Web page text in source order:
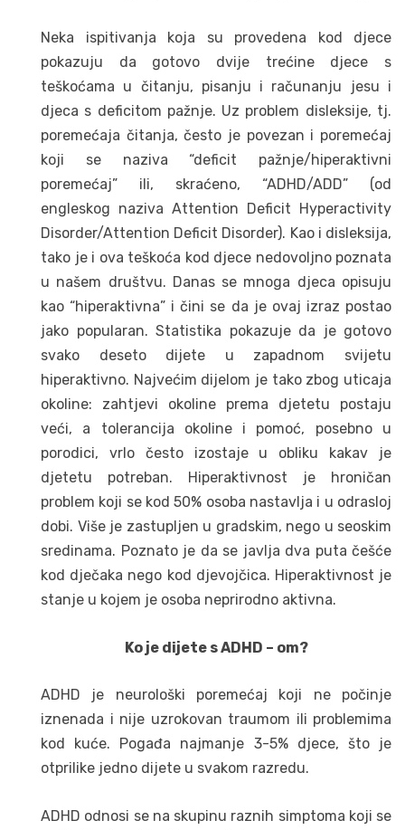
Neka ispitivanja koja su provedena kod djece
pokazuju da gotovo dvije trećine djece s
teškoćama u čitanju, pisanju i računanju jesu i
djeca s deficitom pažnje. Uz problem disleksije, tj.
poremećaja čitanja, često je povezan i poremećaj
koji se naziva “deficit pažnje/hiperaktivni
poremećaj” ili, skraćeno, “ADHD/ADD” (od
engleskog naziva Attention Deficit Hyperactivity
Disorder/Attention Deficit Disorder). Kao i disleksija,
tako je i ova teškoća kod djece nedovoljno poznata
u našem društvu. Danas se mnoga djeca opisuju
kao “hiperaktivna” i čini se da je ovaj izraz postao
jako popularan. Statistika pokazuje da je gotovo
svako deseto dijete u zapadnom svijetu
hiperaktivno. Najvećim dijelom je tako zbog uticaja
okoline: zahtjevi okoline prema djetetu postaju
veći, a tolerancija okoline i pomoć, posebno u
porodici, vrlo često izostaje u obliku kakav je
djetetu potreban. Hiperaktivnost je hroničan
problem koji se kod 50% osoba nastavlja i u odrasloj
dobi. Više je zastupljen u gradskim, nego u seoskim
sredinama. Poznato je da se javlja dva puta češće
kod dječaka nego kod djevojčica. Hiperaktivnost je
stanje u kojem je osoba neprirodno aktivna.
Ko je dijete s ADHD – om?
ADHD je neurološki poremećaj koji ne počinje
iznenada i nije uzrokovan traumom ili problemima
kod kuće. Pogađa najmanje 3-5% djece, što je
otprilike jedno dijete u svakom razredu.
ADHD odnosi se na skupinu raznih simptoma koji se